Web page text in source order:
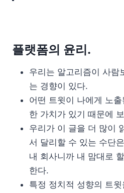
플랫폼의 윤리.
우리는 알고리즘이 사람
는 경향이 있다.
어떤 트윗이 나에게 노
한 가치가 있기 때문에
우리가 이 글을 더 많이
서 달리할 수 있는 수단
내 회사니까 내 맘대로
한다.
특정 정치적 성향의 트